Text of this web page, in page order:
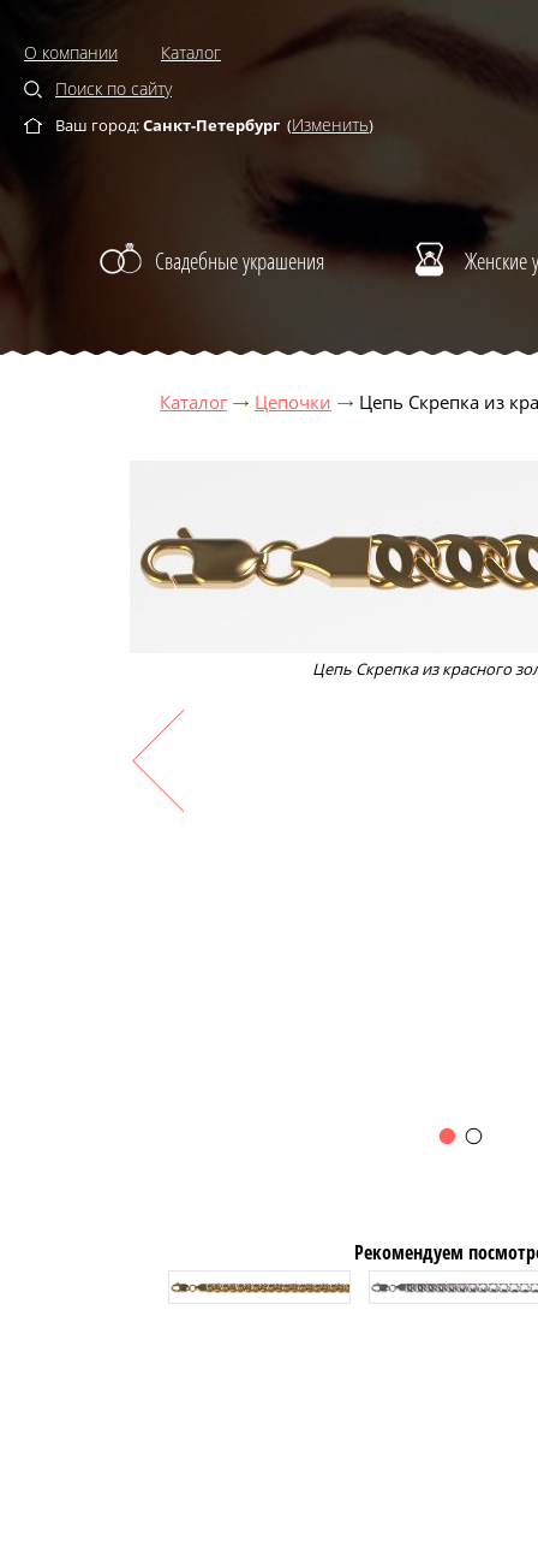
О компании
Каталог
Поиск по сайту
Ваш город:Санкт-Петербург (Изменить)
Свадебные украшения Женские
Каталог Цепочки Цепь Скрепка из
Цепь Скрепка из красного
Рекомендуем